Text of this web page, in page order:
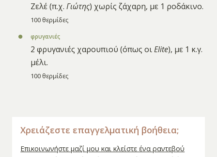
Ζελέ (π.χ.Γιώτης) χωρίς ζάχαρη, με 1 ροδάκινο.
100 θερμίδες
φρυγανιές
2 φρυγανιές χαρουπιού (όπως οιElite), με 1 κ.γ.
μέλι.
100 θερμίδες
Χρειάζεστε επαγγελματική βοήθεια;
Επικοινωνήστε μαζί μου και κλείστε ένα ραντεβού